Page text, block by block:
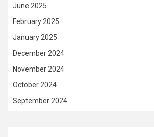
June 2025
February 2025
January 2025
December 2024
November 2024
October 2024
September 2024